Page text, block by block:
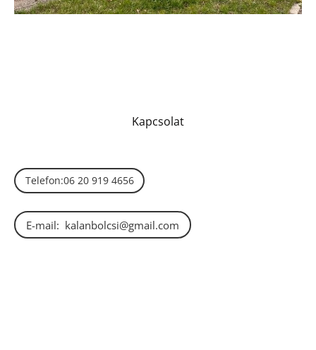
Kapcsolat
Telefon:06 20 919 4656
E-mail: kalanbolcsi@gmail.com